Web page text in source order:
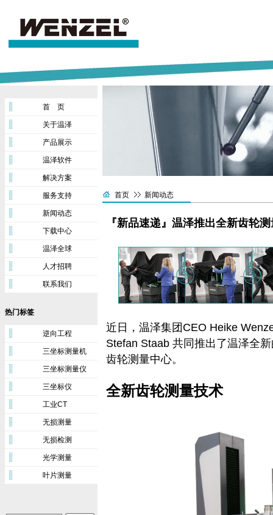
首 页
关于温泽
产品展示
温泽软件
解决方案
服务支持
新闻动态
下载中心
温泽全球
人才招聘
联系我们
热门标签
逆向工程
三坐标测量机
三坐标测量仪
三坐标仪
工业CT
无损测量
无损检测
光学测量
叶片测量
首页 新闻动态
『新品速递』温泽推出全新齿轮
近日，温泽集团CEO Heike
Stefan Staab 共同推出了温泽全
齿轮测量中心。
全新齿轮测量技术